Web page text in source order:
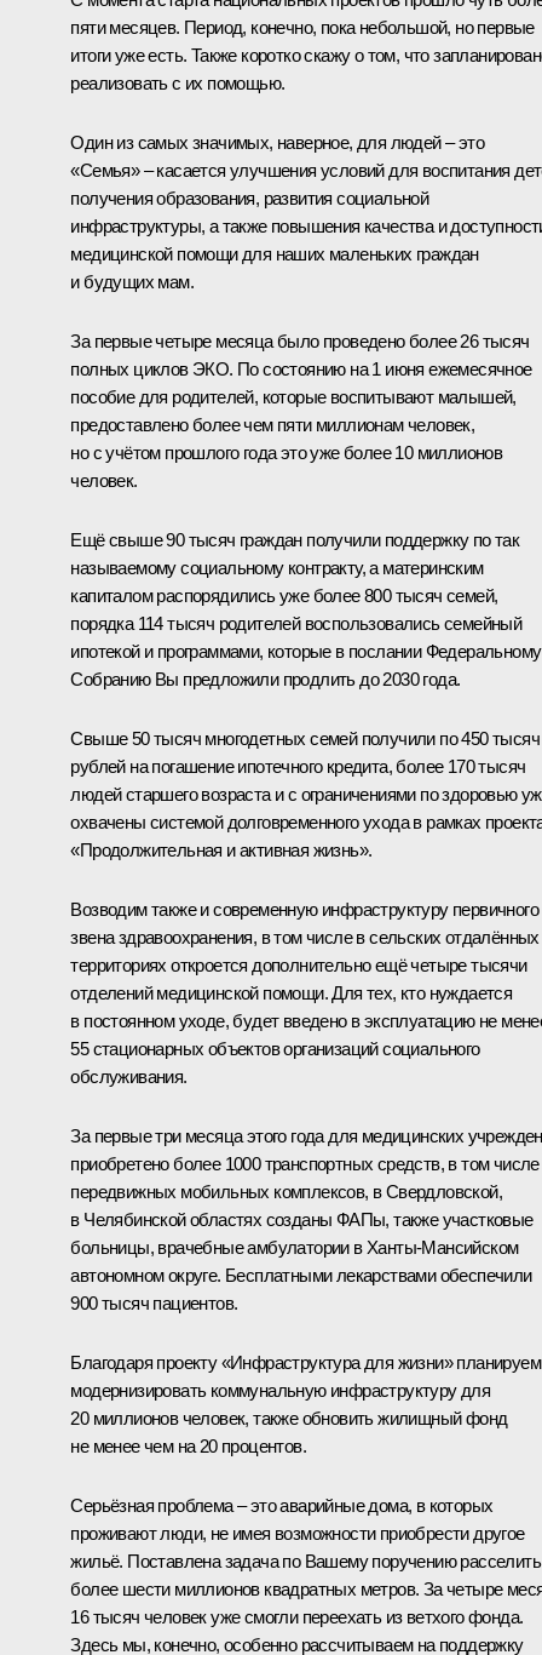
пяти месяцев. Период, конечно, пока небольшой, но первые
итоги уже есть. Также коротко скажу о том, что
реализовать с их помощью.
Один из самых значимых, наверное, для людей – это
«Семья» – касается улучшения условий для воспитания
получения образования, развития социальной
инфраструктуры, а также повышения качества и
медицинской помощи для наших маленьких граждан
и будущих мам.
За первые четыре месяца было проведено более 26 тысяч
полных циклов ЭКО. По состоянию на 1 июня ежемесячное
пособие для родителей, которые воспитывают малышей,
предоставлено более чем пяти миллионам человек,
но с учётом прошлого года это уже более 10 миллионов
человек.
Ещё свыше 90 тысяч граждан получили поддержку по так
называемому социальному контракту, а материнским
капиталом распорядились уже более 800 тысяч семей,
порядка 114 тысяч родителей воспользовались семейный
ипотекой и программами, которые в послании Федеральному
Собранию Вы предложили продлить до 2030 года.
Свыше 50 тысяч многодетных семей получили по 450 тысяч
рублей на погашение ипотечного кредита, более 170 тысяч
людей старшего возраста и с ограничениями по здоровью
охвачены системой долговременного ухода в рамках
«Продолжительная и активная жизнь».
Возводим также и современную инфраструктуру первичного
звена здравоохранения, в том числе в сельских отдалённых
территориях откроется дополнительно ещё четыре тысячи
отделений медицинской помощи. Для тех, кто нуждается
в постоянном уходе, будет введено в эксплуатацию не
55 стационарных объектов организаций социального
обслуживания.
За первые три месяца этого года для медицинских
приобретено более 1000 транспортных средств, в том числе
передвижных мобильных комплексов, в Свердловской,
в Челябинской областях созданы ФАПы, также участковые
больницы, врачебные амбулатории в Ханты-Мансийском
автономном округе. Бесплатными лекарствами обеспечили
900 тысяч пациентов.
Благодаря проекту «Инфраструктура для жизни» планируем
модернизировать коммунальную инфраструктуру для
20 миллионов человек, также обновить жилищный фонд
не менее чем на 20 процентов.
Серьёзная проблема – это аварийные дома, в которых
проживают люди, не имея возможности приобрести другое
жильё. Поставлена задача по Вашему поручению расселить
более шести миллионов квадратных метров. За четыре
16 тысяч человек уже смогли переехать из ветхого фонда.
Здесь мы, конечно, особенно рассчитываем на поддержку